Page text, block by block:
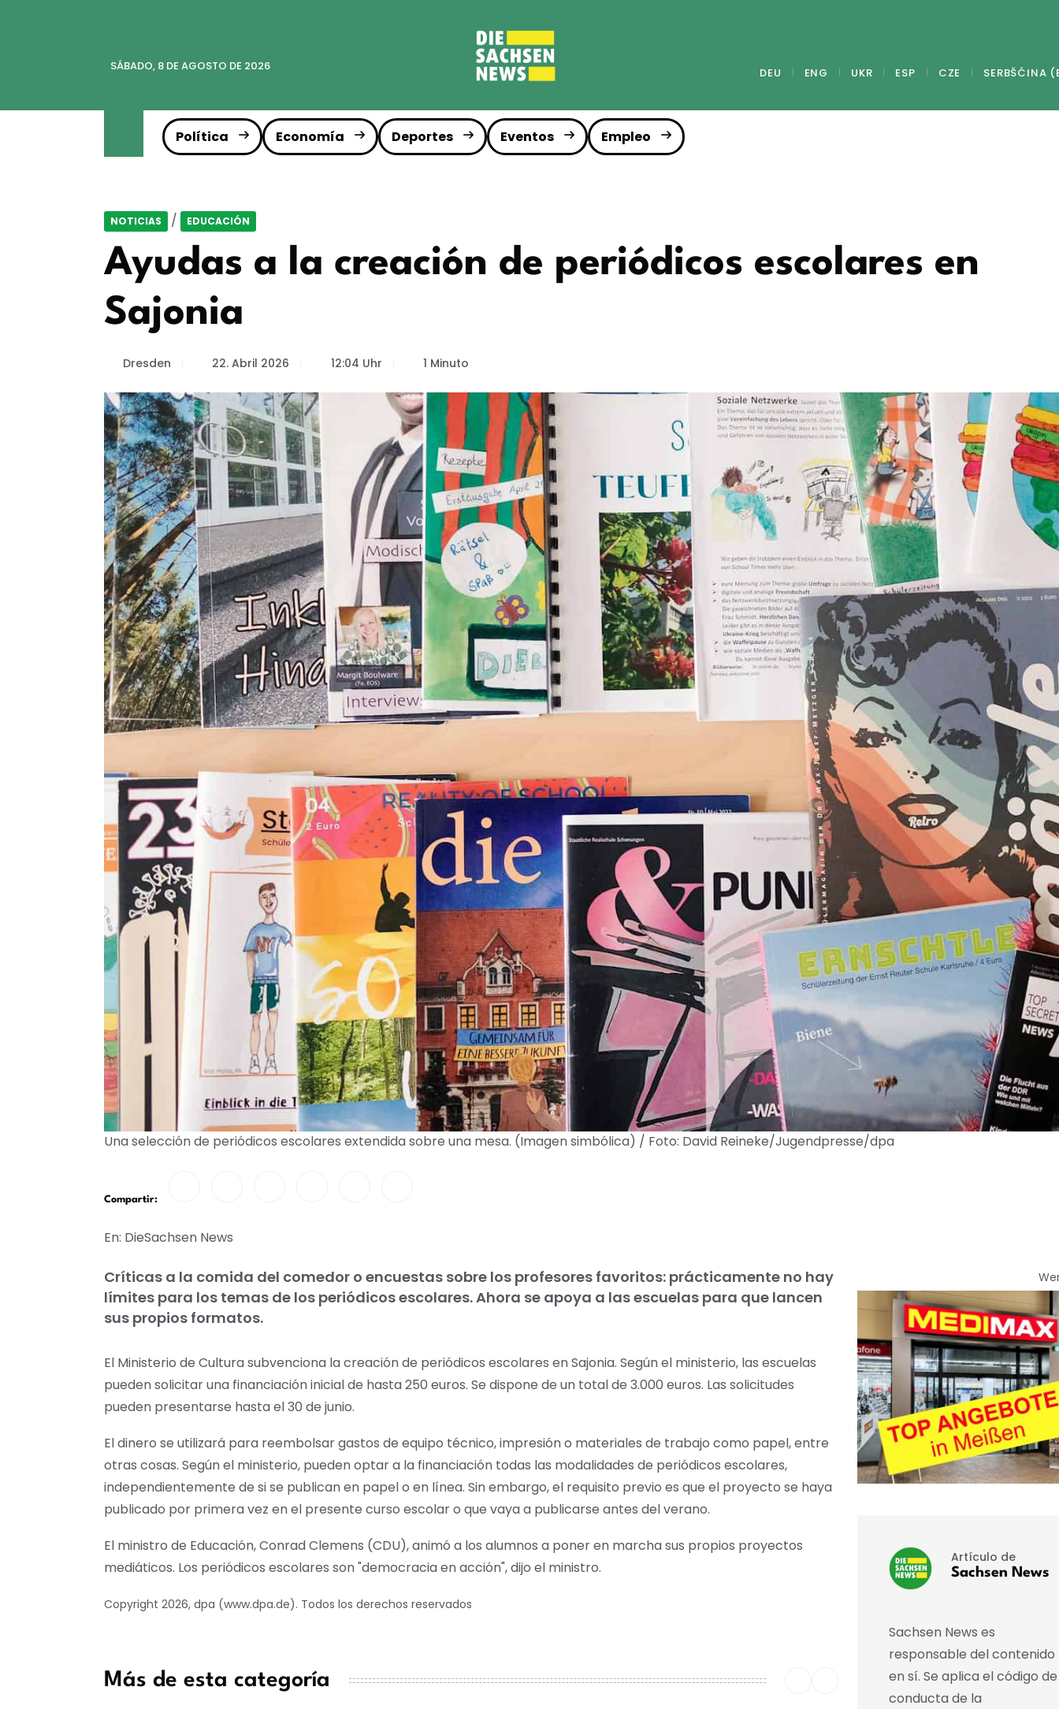
SÁBADO, 8 DE AGOSTO DE 2026 DEU ENG UKR ESP CZE SERBŠĆINA
Política Economía Deportes Eventos Empleo
NOTICIAS / EDUCACIÓN
Ayudas a la creación de periódicos escolares en
Sajonia
Dresden 22. Abril 2026 12:04 Uhr 1 Minuto
Una selección de periódicos escolares extendida sobre una mesa. (Imagen simbólica) / Foto: David Reineke/Jugendpresse/dpa
Compartir:
En: DieSachsen News
Críticas a la comida del comedor o encuestas sobre los profesores favoritos: prácticamente no hay
límites para los temas de los periódicos escolares. Ahora se apoya a las escuelas para que lancen
sus propios formatos.
El Ministerio de Cultura subvenciona la creación de periódicos escolares en Sajonia. Según el ministerio, las escuelas
pueden solicitar una financiación inicial de hasta 250 euros. Se dispone de un total de 3.000 euros. Las solicitudes
pueden presentarse hasta el 30 de junio.
El dinero se utilizará para reembolsar gastos de equipo técnico, impresión o materiales de trabajo como papel, entre
otras cosas. Según el ministerio, pueden optar a la financiación todas las modalidades de periódicos escolares,
independientemente de si se publican en papel o en línea. Sin embargo, el requisito previo es que el proyecto se haya
publicado por primera vez en el presente curso escolar o que vaya a publicarse antes del verano.
El ministro de Educación, Conrad Clemens (CDU), animó a los alumnos a poner en marcha sus propios proyectos
mediáticos. Los periódicos escolares son "democracia en acción", dijo el ministro.
Copyright 2026, dpa (www.dpa.de). Todos los derechos reservados
Más de esta categoría
Artículo de
Sachsen News
Sachsen News es
responsable del contenido
en sí. Se aplica el código de
conducta de la